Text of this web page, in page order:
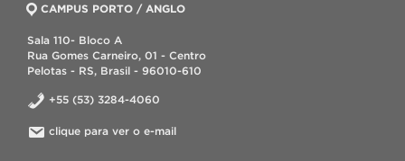
CAMPUS PORTO / ANGLO
Sala 110- Bloco A
Rua Gomes Carneiro, 01 - Centro
Pelotas - RS, Brasil - 96010-610
+55 (53) 3284-4060
clique para ver o e-mail